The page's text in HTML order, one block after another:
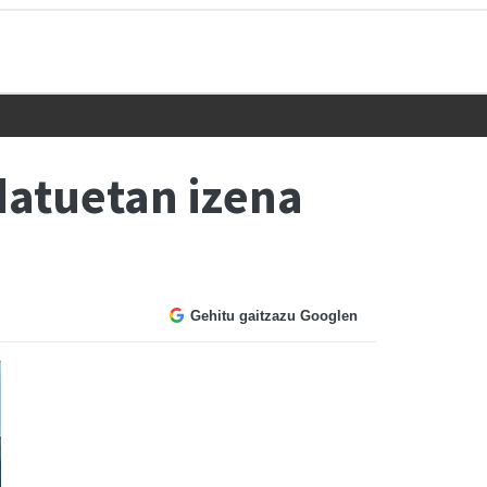
izena
Gehitu gaitzazu Googlen